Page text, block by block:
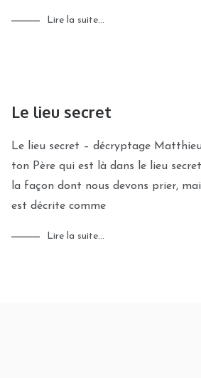
Lire la suite...
Le lieu secret
Le lieu secret – décryptage
ton Père qui est là dans le lieu
la façon dont nous devons prier,
est décrite comme
Lire la suite...